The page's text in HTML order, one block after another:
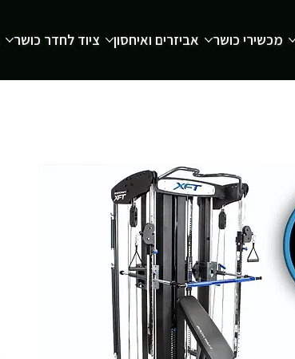
מכשירי כושר אביזרים ואיחסון ציוד לחדר כושר